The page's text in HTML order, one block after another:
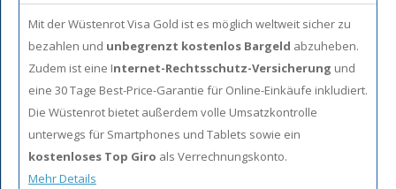
Mit der Wüstenrot Visa Gold ist es möglich weltweit sicher zu
bezahlen und unbegrenzt kostenlos Bargeld abzuheben.
Zudem ist eine Internet-Rechtsschutz-Versicherung und
eine 30 Tage Best-Price-Garantie für Online-Einkäufe inkludiert.
Die Wüstenrot bietet außerdem volle Umsatzkontrolle
unterwegs für Smartphones und Tablets sowie ein
kostenloses Top Giro als Verrechnungskonto.
Mehr Details